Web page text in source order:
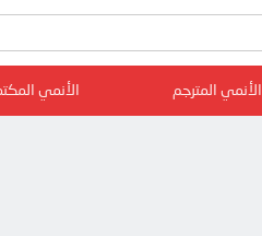
الأنمي المترجم الأنمي